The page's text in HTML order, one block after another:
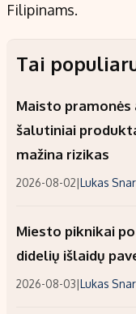
Filipinams.
Tai
Maisto
šalutiniai
mažina rizikas
2026-08-02|Lukas
Miesto piknikai
didelių išlaidų
2026-08-03|Lukas